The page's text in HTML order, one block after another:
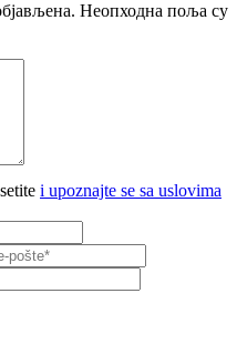
Неопходна поља су
i upoznajte se sa uslovima